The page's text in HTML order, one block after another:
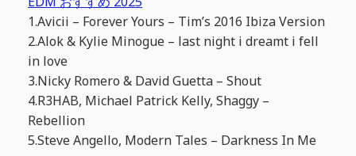
1.Avicii – Forever Yours – Tim’s 2016 Ibiza Version
2.Alok & Kylie Minogue – last night i dreamt i fell
in love
3.Nicky Romero & David Guetta – Shout
4.R3HAB, Michael Patrick Kelly, Shaggy –
Rebellion
5.Steve Angello, Modern Tales – Darkness In Me